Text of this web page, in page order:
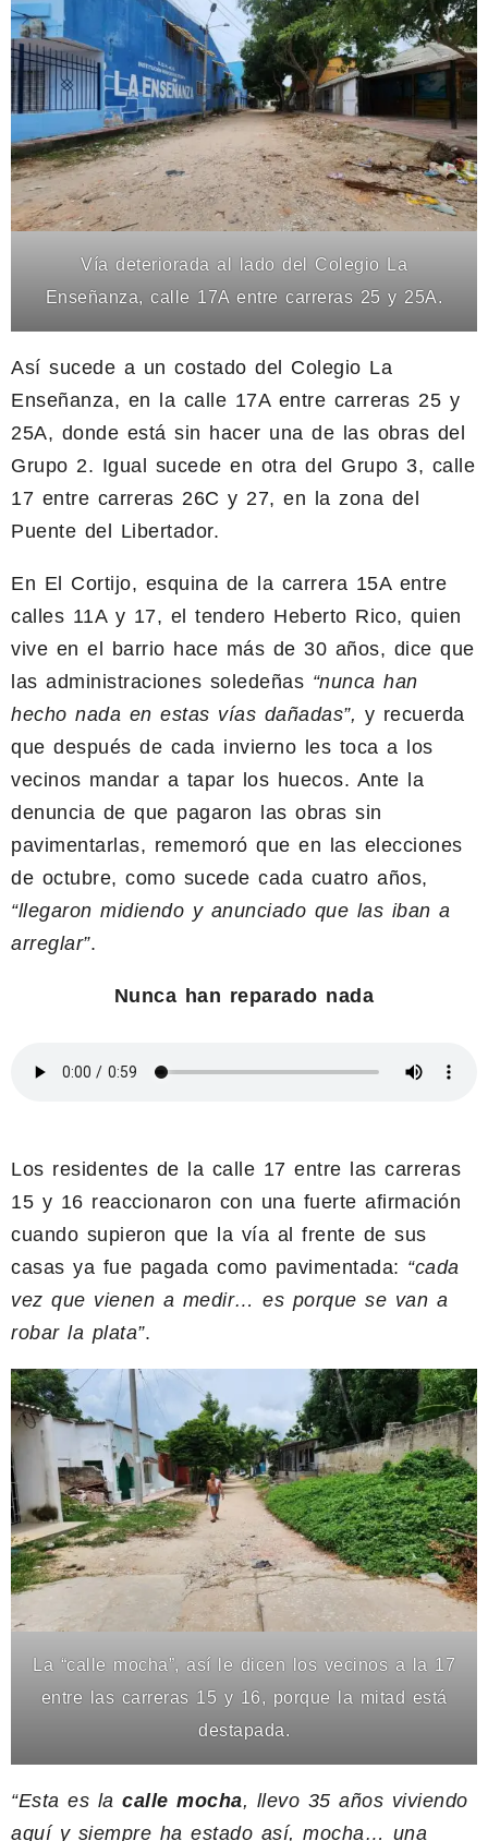
Vía deteriorada al lado del Colegio La
Enseñanza, calle 17A entre carreras 25 y 25A.
Así sucede a un costado del Colegio La
Enseñanza, en la calle 17A entre carreras 25 y
25A, donde está sin hacer una de las obras del
Grupo 2. Igual sucede en otra del Grupo 3, calle
17 entre carreras 26C y 27, en la zona del
Puente del Libertador.
En El Cortijo, esquina de la carrera 15A entre
calles 11A y 17, el tendero Heberto Rico, quien
vive en el barrio hace más de 30 años, dice que
las administraciones soledeñas “nunca han
hecho nada en estas vías dañadas”, y recuerda
que después de cada invierno les toca a los
vecinos mandar a tapar los huecos. Ante la
denuncia de que pagaron las obras sin
pavimentarlas, rememoró que en las elecciones
de octubre, como sucede cada cuatro años,
“llegaron midiendo y anunciado que las iban a
arreglar”.
Nunca han reparado nada
Los residentes de la calle 17 entre las carreras
15 y 16 reaccionaron con una fuerte afirmación
cuando supieron que la vía al frente de sus
casas ya fue pagada como pavimentada: “cada
vez que vienen a medir… es porque se van a
robar la plata”.
La “calle mocha”, así le dicen los vecinos a la 17
entre las carreras 15 y 16, porque la mitad está
destapada.
“Esta es la calle mocha, llevo 35 años viviendo
aquí y siempre ha estado así, mocha… una